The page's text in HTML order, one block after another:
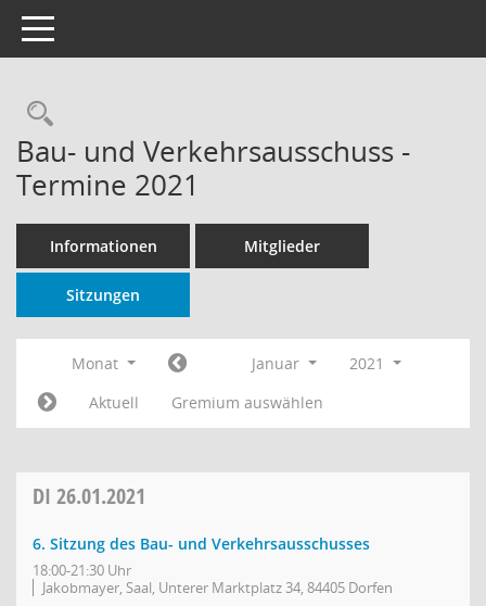
Toggle navigation
Rechercheauswahl
Bau- und Verkehrsausschuss -
Termine 2021
Informationen Mitglieder
Sitzungen
Monat Januar
2021
Aktuell
Gremium auswählen
DI 26.01.2021
6. Sitzung des Bau- und Verkehrsausschusses
18:00-21:30 Uhr
Jakobmayer, Saal, Unterer Marktplatz 34, 84405 Dorfen